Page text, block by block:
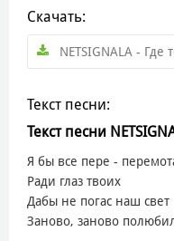
Скачать:
NETSIGNALA - Где
Текст песни:
Текст песни
Я бы все пере -
Ради глаз твоих
Дабы не погас наш свет
Заново, заново